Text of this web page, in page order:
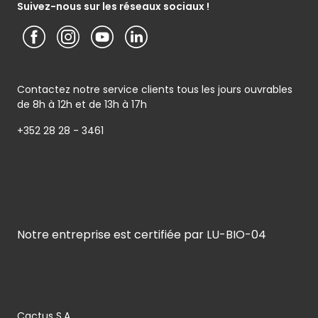
Suivez-nous sur les réseaux sociaux !
Contactez notre service clients tous les jours ouvrables
de 8h à 12h et de 13h à 17h
+352 28 28 - 3461
Notre entreprise est certifiée par LU-BIO-04